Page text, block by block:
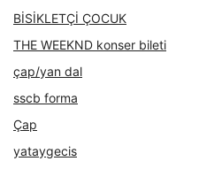
BİSİKLETÇİ ÇOCUK
THE WEEKND konser bileti
çap/yan dal
sscb forma
Çap
yataygecis